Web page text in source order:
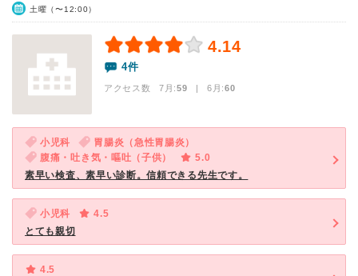
土曜（〜12:00）
4.14
4件
アクセス数 7月:59 | 6月:60
小児科
胃腸炎（急性胃腸炎）
腹痛・吐き気・嘔吐（子供）
5.0
素早い検査、素早い診断。信頼できる先生です。
小児科
4.5
とても親切
4.5